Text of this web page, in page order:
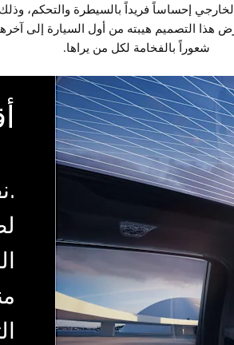
إحساساً فريداً بالسيطرة والتحكم،
هذا التصميم هيبته من أول السيارة إلى
شعوراً بالفخامة لكل من يراها.